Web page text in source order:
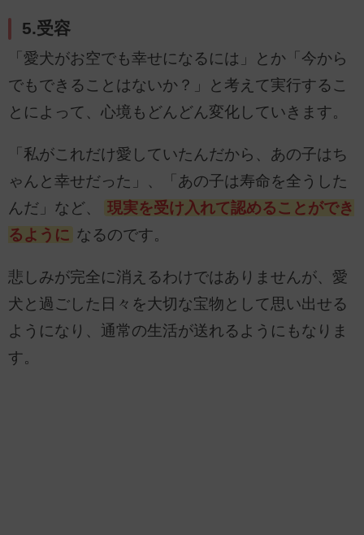
5.受容
「愛犬がお空でも幸せになるには」とか「今から
でもできることはないか？」と考えて実行するこ
とによって、心境もどんどん変化していきます。
「私がこれだけ愛していたんだから、あの子はち
ゃんと幸せだった」、「あの子は寿命を全うした
んだ」など、
現実を受け入れて認めることができ
るように なるのです。
悲しみが完全に消えるわけではありませんが、愛
犬と過ごした日々を大切な宝物として思い出せる
ようになり、通常の生活が送れるようにもなりま
す。